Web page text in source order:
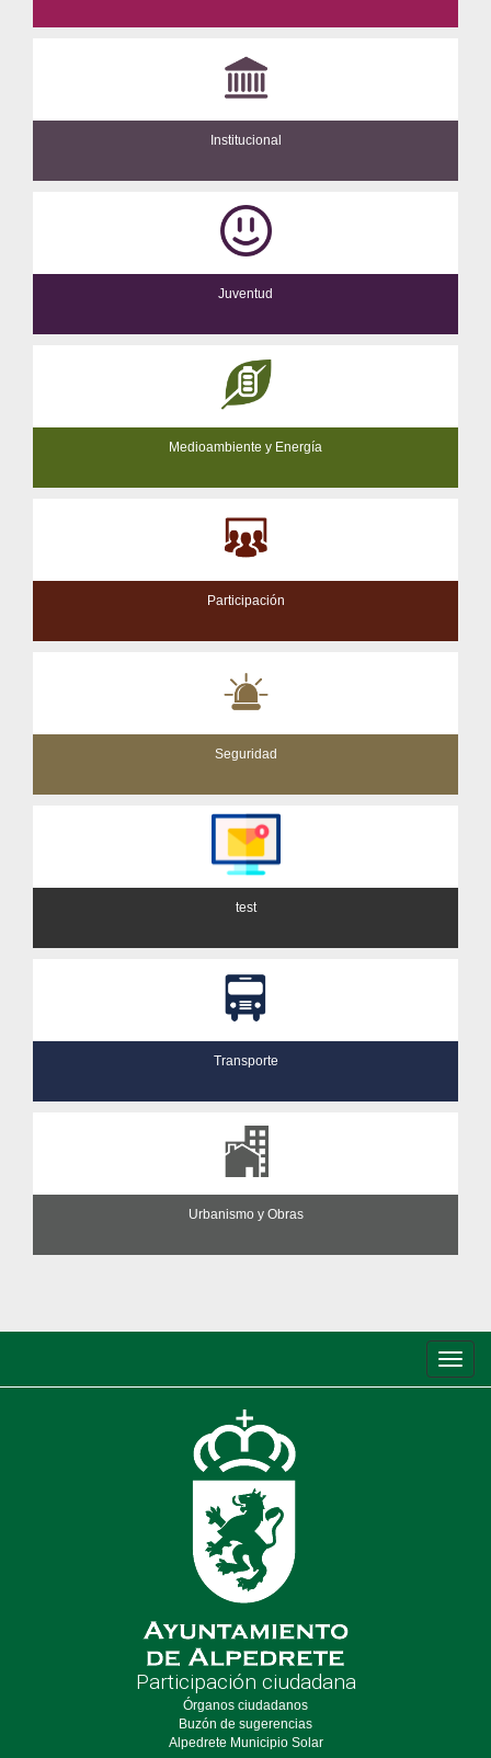
Institucional
Juventud
Medioambiente y Energía
Participación
Seguridad
test
Transporte
Urbanismo y Obras
de
Participación ciudadana
Órganos ciudadanos
Buzón de sugerencias
Alpedrete Municipio Solar